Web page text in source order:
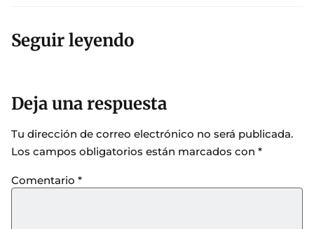
Seguir leyendo
Deja una respuesta
Tu dirección de correo electrónico no será publicada.
Los campos obligatorios están marcados con *
Comentario *